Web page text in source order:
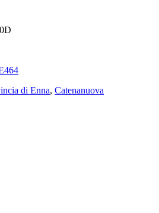
di Enna, Catenanuova